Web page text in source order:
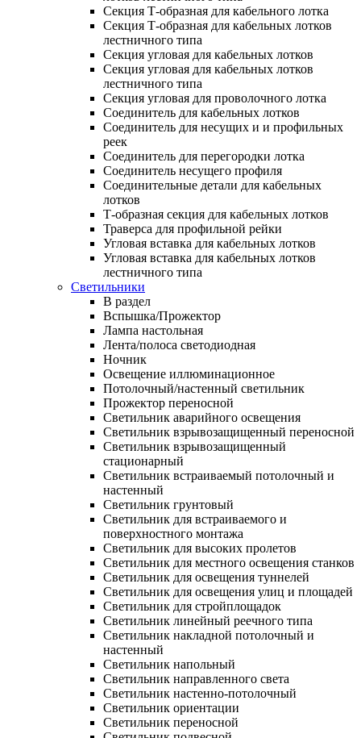
Секция Т-образная для кабельного лотка
Секция Т-образная для кабельных лотков
лестничного типа
Секция угловая для кабельных лотков
Секция угловая для кабельных лотков
лестничного типа
Секция угловая для проволочного лотка
Соединитель для кабельных лотков
Соединитель для несущих и и профильных
реек
Соединитель для перегородки лотка
Соединитель несущего профиля
Соединительные детали для кабельных
лотков
Т-образная секция для кабельных лотков
Траверса для профильной рейки
Угловая вставка для кабельных лотков
Угловая вставка для кабельных лотков
лестничного типа
Светильники
В раздел
Вспышка/Прожектор
Лампа настольная
Лента/полоса светодиодная
Ночник
Освещение иллюминационное
Потолочный/настенный светильник
Прожектор переносной
Светильник аварийного освещения
Светильник взрывозащищенный переносной
Светильник взрывозащищенный
стационарный
Светильник встраиваемый потолочный и
настенный
Светильник грунтовый
Светильник для встраиваемого и
поверхностного монтажа
Светильник для высоких пролетов
Светильник для местного освещения станков
Светильник для освещения туннелей
Светильник для освещения улиц и площадей
Светильник для стройплощадок
Светильник линейный реечного типа
Светильник накладной потолочный и
настенный
Светильник напольный
Светильник направленного света
Светильник настенно-потолочный
Светильник ориентации
Светильник переносной